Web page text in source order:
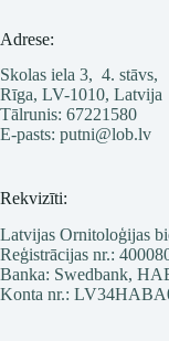
Adrese:
Skolas iela 3, 4. stāvs,
Rīga, LV-1010, Latvija
Tālrunis: 67221580
E-pasts: putni@lob.lv
Rekvizīti:
Latvijas Ornitoloģijas
Reģistrācijas nr.:
Banka: Swedbank,
Konta nr.: